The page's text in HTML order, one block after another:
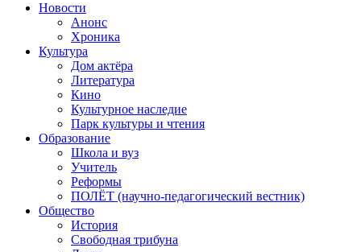
Новости
Анонс
Хроника
Культура
Дом актёра
Литература
Кино
Культурное наследие
Парк культуры и чтения
Образование
Школа и вуз
Учитель
Реформы
ПОЛЁТ (научно-педагогический вестник)
Общество
История
Свободная трибуна